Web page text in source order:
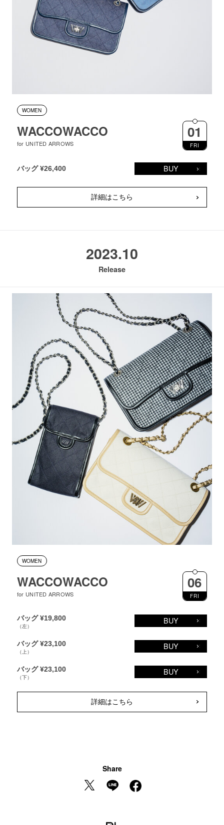
WOMEN
WACCOWACCO
for UNITED ARROWS
01
FRI
バッグ ¥26,400 BUY
詳細はこちら
2023.10
Release
WOMEN
WACCOWACCO
for UNITED ARROWS
06
FRI
バッグ ¥19,800
（左）
BUY
バッグ ¥23,100
（上）
BUY
バッグ ¥23,100
（下）
BUY
詳細はこちら
Share